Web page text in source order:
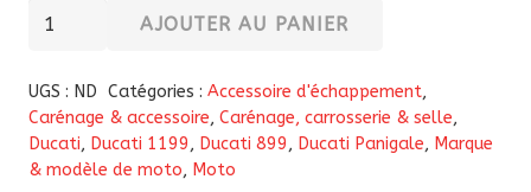
quantité
Pare-
chaleur
Febur
pour
AJOUTER AU PANIER
UGS : ND Catégories : Accessoire d'échappement,
Carénage & accessoire, Carénage, carrosserie & selle,
Ducati, Ducati 1199, Ducati 899, Ducati Panigale, Marque
& modèle de moto, Moto